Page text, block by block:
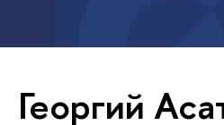
Георгий